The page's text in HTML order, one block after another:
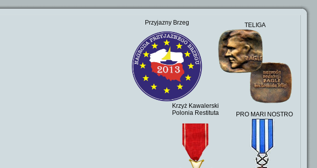
TELIGA
Przyjazny Brzeg
PRO MARI NOSTRO
Krzyż Kawalerski
Polonia Restituta